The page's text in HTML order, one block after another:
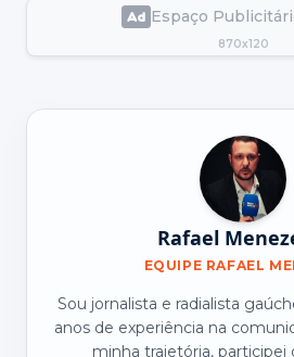
Espaço
870x120
Rafael
EQUIPE RAFAEL
Sou jornalista e radialista
anos de experiência na
minha trajetória, participei